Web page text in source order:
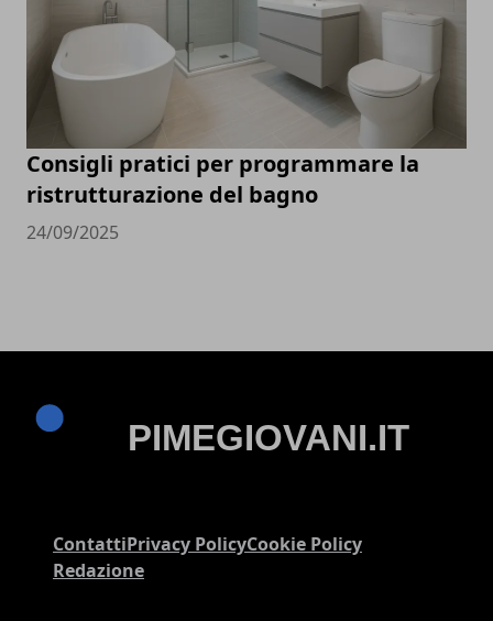
Consigli pratici per programmare la
ristrutturazione del bagno
24/09/2025
ContattiPrivacy PolicyCookie Policy
Redazione